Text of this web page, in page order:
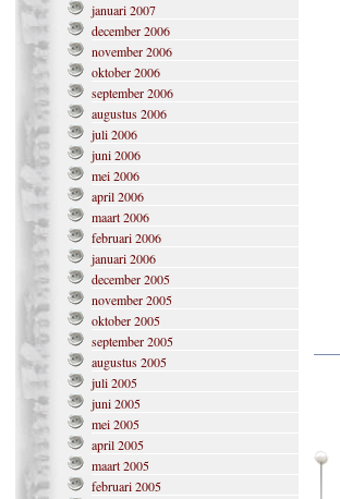
januari 2007
december 2006
november 2006
oktober 2006
september 2006
augustus 2006
juli 2006
juni 2006
mei 2006
april 2006
maart 2006
februari 2006
januari 2006
december 2005
november 2005
oktober 2005
september 2005
augustus 2005
juli 2005
juni 2005
mei 2005
april 2005
maart 2005
februari 2005